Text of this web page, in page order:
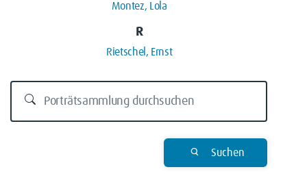
Montez, Lola
R
Rietschel, Ernst
Suchen